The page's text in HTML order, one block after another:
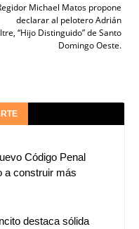
Michael Matos propone
declarar al pelotero Adrián
“Hijo Distinguido” de Santo
Domingo Oeste.
Código Penal
a construir más
destaca sólida